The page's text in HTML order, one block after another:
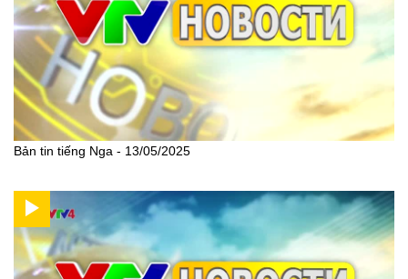
Bản tin tiếng Nga - 13/05/2025